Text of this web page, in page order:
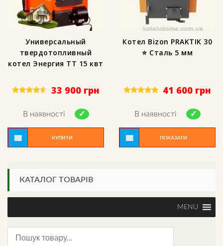
Универсальный
твердотопливный
котел Энергия ТТ 15 квт
out of 5
33 900 грн
В наявності
КУПИТИ
Котел Bizon PRAKTIK 30
⭐ Сталь 5 мм
out of 5
41 600 грн
В наявності
ПОКАЗАТИ
КАТАЛОГ ТОВАРІВ
MENU